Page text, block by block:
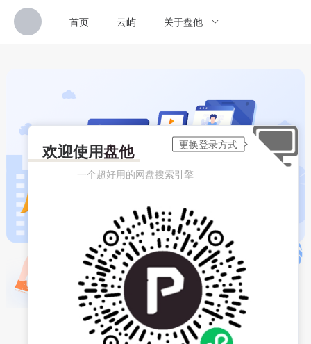
首页 云屿 关于盘他
欢迎使用盘他
一个超好用的网盘搜索引擎